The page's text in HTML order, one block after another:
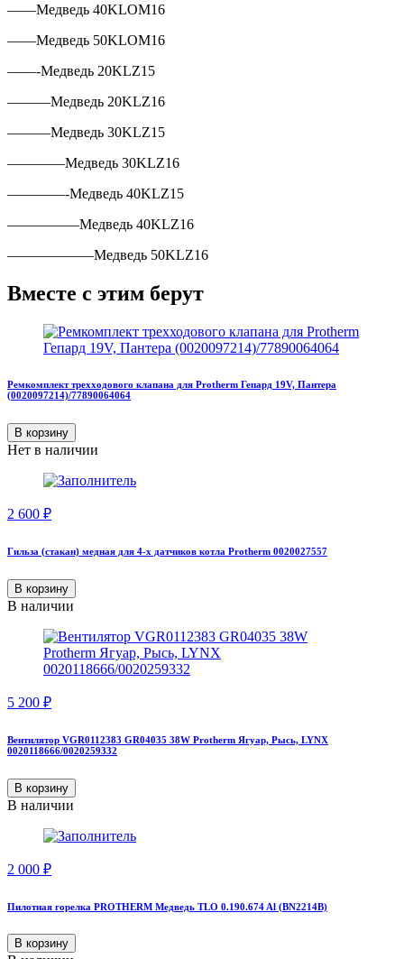
——Медведь 40KLOM16
——Медведь 50KLOM16
——-Медведь 20KLZ15
———Медведь 20KLZ16
———Медведь 30KLZ15
————Медведь 30KLZ16
————-Медведь 40KLZ15
—————Медведь 40KLZ16
——————Медведь 50KLZ16
Вместе с этим берут
Ремкомплект трехходового клапана для Protherm Гепард 19V, Пантера
(0020097214)/77890064064
В корзину
Нет в наличии
2 600 ₽
Гильза (стакан) медная для 4-х датчиков котла Protherm 0020027557
В корзину
В наличии
5 200 ₽
Вентилятор VGR0112383 GR04035 38W Protherm Ягуар, Рысь, LYNX
0020118666/0020259332
В корзину
В наличии
2 000 ₽
Пилотная горелка PROTHERM Медведь TLO 0.190.674 Al (BN2214B)
В корзину